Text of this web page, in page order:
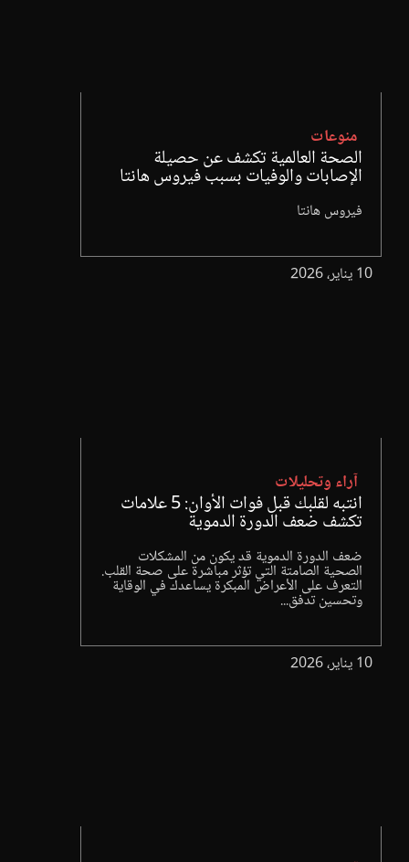
منوعات
الصحة العالمية تكشف عن حصيلة
الإصابات والوفيات بسبب فيروس هانتا
فيروس هانتا
10 يناير، 2026
آراء وتحليلات
انتبه لقلبك قبل فوات الأوان: 5 علامات
تكشف ضعف الدورة الدموية
ضعف الدورة الدموية قد يكون من المشكلات
الصحية الصامتة التي تؤثر مباشرة على صحة القلب.
التعرف على الأعراض المبكرة يساعدك في الوقاية
وتحسين تدفق...
10 يناير، 2026